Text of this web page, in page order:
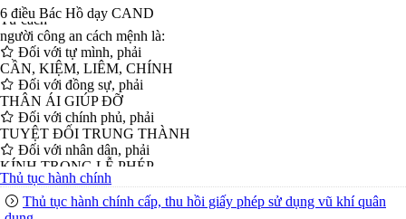
6 điều Bác Hồ dạy CAND
Tư cách
người công an cách mệnh là:
Đối với tự mình, phải
CẦN, KIỆM, LIÊM, CHÍNH
Đối với đồng sự, phải
THÂN ÁI GIÚP ĐỠ
Đối với chính phủ, phải
TUYỆT ĐỐI TRUNG THÀNH
Đối với nhân dân, phải
KÍNH TRỌNG LỄ PHÉP
Đối với công việc, phải
TẬN TỤY
Đối với địch, phải
Thủ tục hành chính
Thủ tục hành chính cấp, thu hồi giấy phép sử dụng vũ khí quân